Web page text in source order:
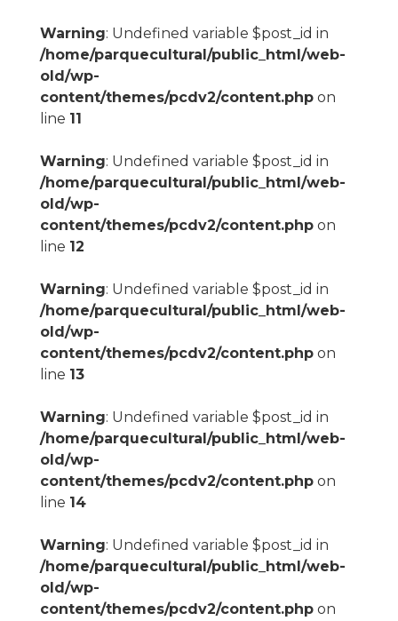
Warning: Undefined variable $post_id in
/home/parquecultural/public_html/web-
old/wp-
content/themes/pcdv2/content.phpon
line 11
Warning: Undefined variable $post_id in
/home/parquecultural/public_html/web-
old/wp-
content/themes/pcdv2/content.phpon
line 12
Warning: Undefined variable $post_id in
/home/parquecultural/public_html/web-
old/wp-
content/themes/pcdv2/content.phpon
line 13
Warning: Undefined variable $post_id in
/home/parquecultural/public_html/web-
old/wp-
content/themes/pcdv2/content.phpon
line 14
Warning: Undefined variable $post_id in
/home/parquecultural/public_html/web-
old/wp-
content/themes/pcdv2/content.phpon